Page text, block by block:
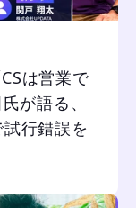
は営業で
が語る、
行錯誤を